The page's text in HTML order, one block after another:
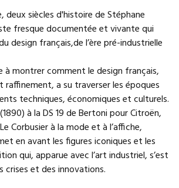
deux siècles d'histoire de Stéphane
fresque documentée et vivante qui
design français,de l’ère pré-industrielle
à montrer comment le design français,
a su traverser les époques
techniques, économiques et culturels.
à la DS 19 de Bertoni pour Citroën,
Corbusier à la mode et à l’affiche,
en avant les figures iconiques et les
qui, apparue avec l’art industriel, s’est
crises et des innovations.